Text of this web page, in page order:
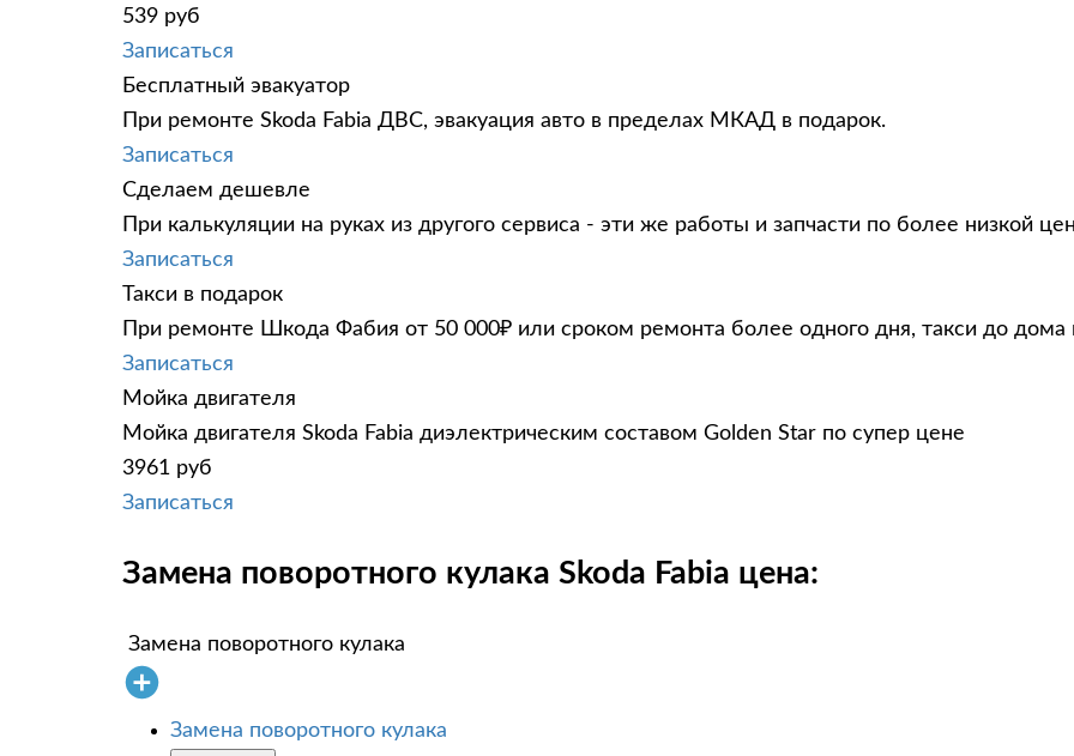
539 руб
Записаться
Бесплатный эвакуатор
При ремонте Skoda Fabia ДВС, эвакуация авто в пределах МКАД в подарок.
Записаться
Сделаем дешевле
При калькуляции на руках из другого сервиса - эти же работы и запчасти по более низкой
Записаться
Такси в подарок
При ремонте Шкода Фабия от 50 000₽ или сроком ремонта более одного дня, такси до дома
Записаться
Мойка двигателя
Мойка двигателя Skoda Fabia диэлектрическим составом Golden Star по супер цене
3961 руб
Записаться
Замена поворотного кулака Skoda Fabia цена:
Замена поворотного кулака
Замена поворотного кулака